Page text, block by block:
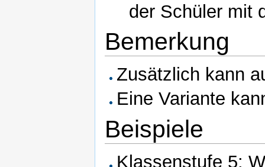
der Schüler mit
Bemerkung
Zusätzlich kann
Eine Variante
Beispiele
Klassenstufe 5: